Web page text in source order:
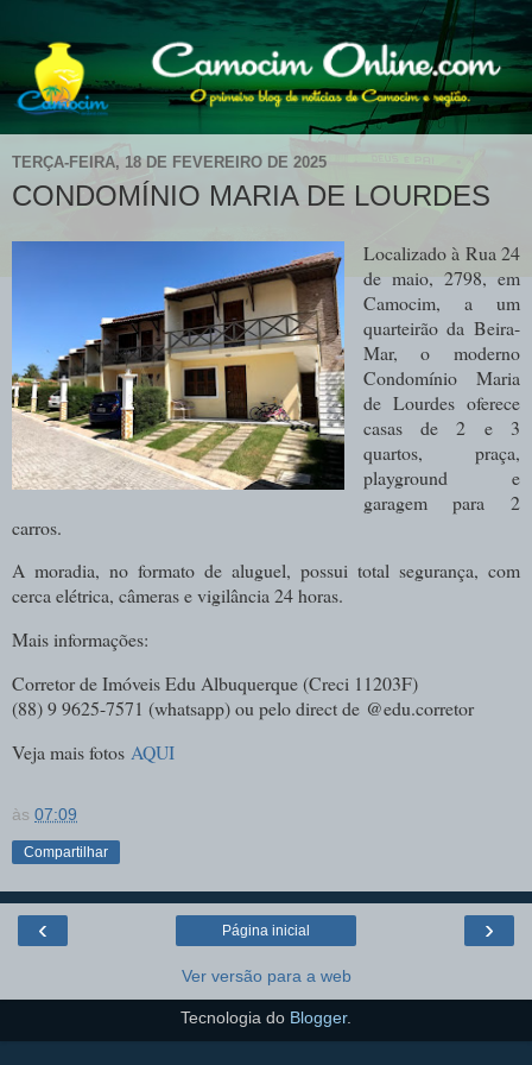
TERÇA-FEIRA, 18 DE FEVEREIRO DE 2025
CONDOMÍNIO MARIA DE LOURDES
Localizado à Rua 24
de maio, 2798, em
Camocim, a um
quarteirão da Beira-
Mar, o moderno
Condomínio Maria
de Lourdes oferece
casas de 2 e 3
quartos, praça,
playground e
garagem para 2
carros.
A moradia, no formato de aluguel, possui total segurança, com
cerca elétrica, câmeras e vigilância 24 horas.
Mais informações:
Corretor de Imóveis Edu Albuquerque (Creci 11203F)
(88) 9 9625-7571 (whatsapp) ou pelo direct de @edu.corretor
Veja mais fotos AQUI
às 07:09
Compartilhar
‹ ›
Página inicial
Ver versão para a web
Tecnologia do Blogger.